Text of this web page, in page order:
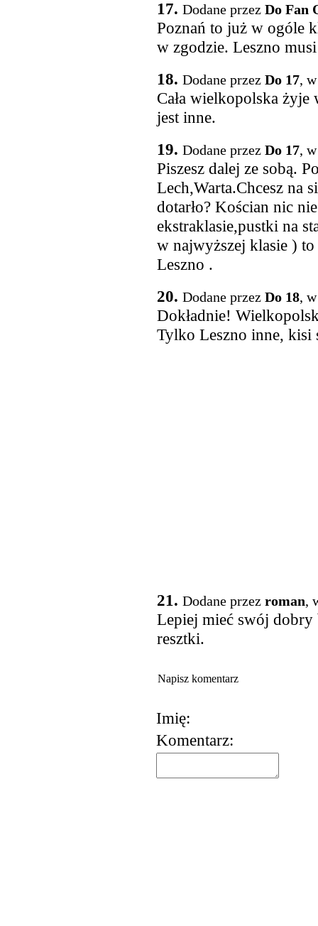
17. Dodane przez Do Fan
Poznań to już w ogóle
w zgodzie. Leszno
18. Dodane przez Do 17,
Cała wielkopolska
jest inne.
19. Dodane przez Do 17,
Piszesz dalej ze sobą.
Lech,Warta.Chcesz na
dotarło? Kościan nic
ekstraklasie,pustki na
w najwyższej klasie )
Leszno .
20. Dodane przez Do 18,
Dokładnie!
Tylko Leszno inne, kisi
21. Dodane przez roman,
Lepiej mieć swój
resztki.
Napisz komentarz
Imię:
Komentarz: